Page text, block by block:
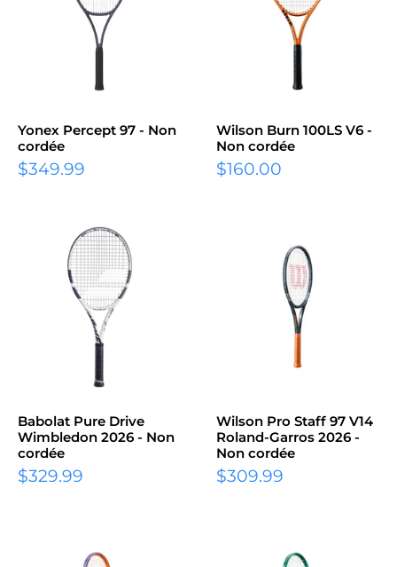
Yonex Percept 97 - Non
cordée
Prix
$349.99
Wilson Burn 100LS V6 -
Non cordée
Prix
$160.00
Babolat Pure Drive
Wimbledon 2026 - Non
cordée
Prix
$329.99
Wilson Pro Staff 97 V14
Roland-Garros 2026 -
Non cordée
Prix
$309.99